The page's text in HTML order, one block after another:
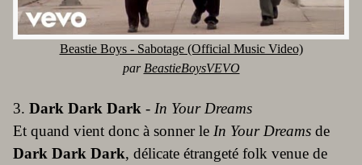
Beastie Boys - Sabotage (Official Music Video)
par BeastieBoysVEVO
3. Dark Dark Dark - In Your Dreams
Et quand vient donc à sonner le In Your Dreams de
Dark Dark Dark, délicate étrangeté folk venue de